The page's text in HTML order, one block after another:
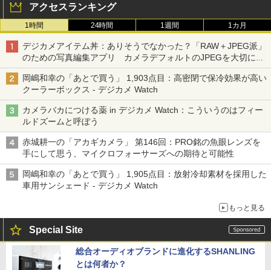
アクセスランキング
1時間 24時間 1週間 1カ月
デジカメアイテム丼：ありそうでなかった？「RAW＋JPEG派」
のための写真編集アプリ カメラデフォルトのJPEGを大切にす
る「Filmator」
岡嶋和幸の「あとで買う」 1,903点目：高密閉で保冷効果が高い
クーラーボックス - デジカメ Watch
カメラバカにつける薬 in デジカメ Watch：こういうのはフィー
ルドズームと呼ぼう
赤城耕一の「アカギカメラ」 第146回：PRO銘の魚眼レンズを
手にして思う、マイクロフォーサーズへの期待と可能性
岡嶋和幸の「あとで買う」 1,905点目：放射冷却素材を採用した
車用サンシェード - デジカメ Watch
もっと見る
Special Site
総合オーディオブランドに進化するSHANLING
とは何者か？